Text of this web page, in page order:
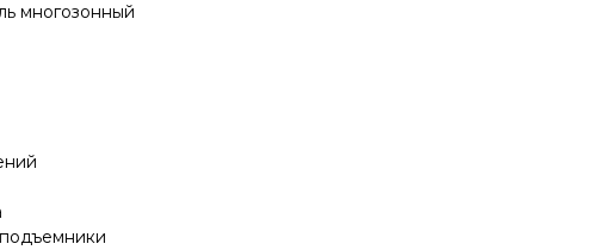
многозонный